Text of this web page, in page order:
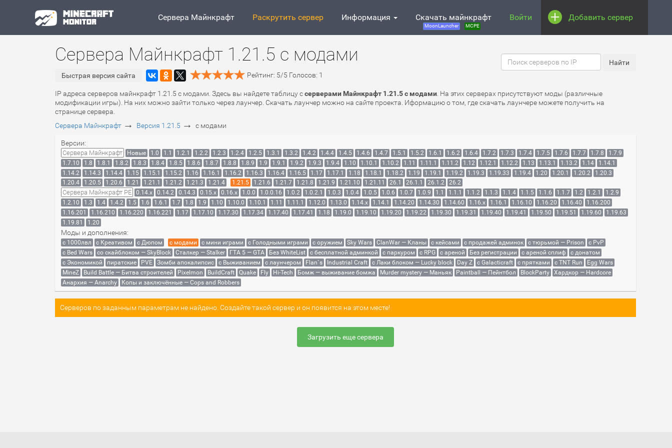
Сервера Майнкрафт Раскрутить сервер Информация Скачать майнкрафт
MoonLauncher MCPE
Войти Добавить сервер
Сервера Майнкрафт 1.21.5 с модами
Быстрая версия сайта Рейтинг: 5/5 Голосов: 1
IP адреса серверов майнкрафт 1.21.5 с модами. Здесь вы найдете таблицу ссерверами Майнкрафт 1.21.5 с модами . На этих серверах присутствуют моды (различные
модификации игры). На них можно зайти только через лаунчер. Скачать лаунчер можно на сайте проекта. Иформацию о том, где скачать лаунчере можете получить на
странице сервера.
Сервера Майнкрафт → Версия 1.21.5 → с модами
Версии:
Сервера Майнкрафт Новые 1.0 1.1 1.2.1 1.2.2 1.2.3 1.2.4 1.2.5 1.3.1 1.3.2 1.4.2 1.4.4 1.4.5 1.4.6 1.4.7 1.5.1 1.5.2 1.6.1 1.6.2 1.6.4 1.7.2 1.7.3 1.7.4 1.7.5 1.7.6 1.7.7 1.7.8
1.7.9
1.7.10
1.8 1.8.1 1.8.2 1.8.3 1.8.4 1.8.5 1.8.6 1.8.7 1.8.8 1.8.9 1.9 1.9.1 1.9.2 1.9.3 1.9.4 1.10 1.10.1 1.10.2 1.11 1.11.1 1.11.2 1.12 1.12.1 1.12.2 1.13 1.13.1 1.13.2 1.14
1.14.1
1.14.2
1.14.3 1.14.4 1.15 1.15.1 1.15.2 1.16 1.16.1 1.16.2 1.16.3 1.16.4 1.16.5 1.17 1.17.1 1.18 1.18.1 1.18.2 1.19 1.19.1 1.19.2 1.19.3 1.19.33 1.19.4 1.20 1.20.1 1.20.2
1.20.3
1.20.4
1.20.5 1.20.6 1.21 1.21.1 1.21.2 1.21.3 1.21.4 1.21.5 1.21.6 1.21.7 1.21.8 1.21.9 1.21.10 1.21.11 26.1 26.1.1 26.1.2 26.2
Сервера Майнкрафт PE 0.14.x 0.14.2 0.14.3 0.15.x 0.16.x 1.0.0 1.0.0.16 1.0.2 1.0.2.1 1.0.3 1.0.4 1.0.5 1.0.6 1.0.7 1.0.9 1.1 1.1.1 1.1.2 1.1.3 1.1.4 1.1.5 1.1.6 1.1.7 1.2 1.2.1
1.2.9
1.2.10
1.3 1.4 1.4.2 1.5 1.6 1.6.1 1.7 1.8 1.9 1.10 1.10.0 1.10.1 1.11 1.11.1 1.12.0 1.13.0 1.14.x 1.14.1 1.14.20 1.14.30 1.14.60 1.16.x 1.16.1 1.16.10 1.16.20 1.16.40
1.16.200
1.16.201
1.16.210 1.16.220 1.16.221 1.17 1.17.10 1.17.30 1.17.34 1.17.40 1.17.41 1.18 1.19.0 1.19.10 1.19.20 1.19.22 1.19.30 1.19.31 1.19.40 1.19.41 1.19.50 1.19.51 1.19.60
1.19.63
1.19.81
1.20
Моды и дополнения:
с 1000лвл c Креативом с Дюпом с модами с мини играми с Голодными играми с оружием Sky Wars ClanWar — Кланы с кейсами с продажей админок с тюрьмой — Prison
с PvP
с Bed Wars
со скайблоком — SkyBlock Сталкер — Stalker ГТА 5 — GTA Без WhiteList с бесплатной админкой с паркуром с RPG с ареной Без регистрации с ареной сплиф
с донатом
с Экономикой
пиратские PVE Зомби апокалипсис с Выживанием с лаунчером Flan`s Industrial Craft с Лаки блоком — Lucky block Day Z с Galacticraft с прятками с TNT Run
Egg Wars
MineZ
Build Battle — Битва строителей Pixelmon BuildCraft Quake Fly Hi-Tech Бомж — выживание бомжа Murder mystery — Маньяк Paintball — Пейнтбол BlockParty
Хардкор — Hardcore
Анархия — Anarchy
Копы и заключённые — Cops and Robbers
Серверов по заданным параметрам не найдено. Создайте такой сервер и он появится на этом месте!
Загрузить еще сервера